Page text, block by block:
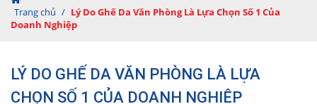
Trang chủ / Lý Do Ghế Da Văn Phòng Là Lựa Chọn Số 1 Của
Doanh Nghiệp
LÝ DO GHẾ DA VĂN PHÒNG LÀ LỰA
CHỌN SỐ 1 CỦA DOANH NGHIỆP